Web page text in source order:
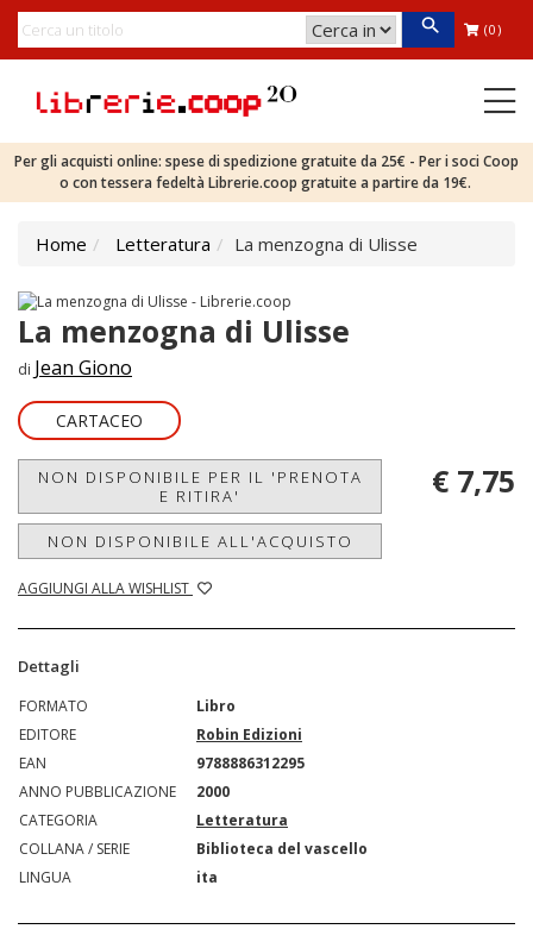
(0)
Per gli acquisti online: spese di spedizione gratuite da 25€ - Per i soci Coop
o con tessera fedeltà Librerie.coop gratuite a partire da 19€.
Home Letteratura La menzogna di Ulisse
La menzogna di Ulisse
di Jean Giono
CARTACEO
NON DISPONIBILE PER IL 'PRENOTA
E RITIRA'
NON DISPONIBILE ALL'ACQUISTO
AGGIUNGI ALLA WISHLIST
€ 7,75
Dettagli
FORMATO
Libro
EDITORE
Robin Edizioni
EAN
9788886312295
ANNO PUBBLICAZIONE
2000
CATEGORIA
Letteratura
COLLANA / SERIE
Biblioteca del vascello
LINGUA
ita